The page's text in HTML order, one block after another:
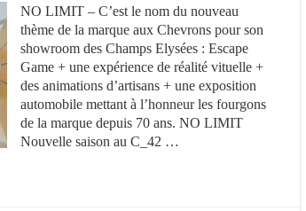
NO LIMIT – C’est le nom du nouveau
thème de la marque aux Chevrons pour son
showroom des Champs Elysées : Escape
Game + une expérience de réalité vituelle +
des animations d’artisans + une exposition
automobile mettant à l’honneur les fourgons
de la marque depuis 70 ans. NO LIMIT
Nouvelle saison au C_42 …